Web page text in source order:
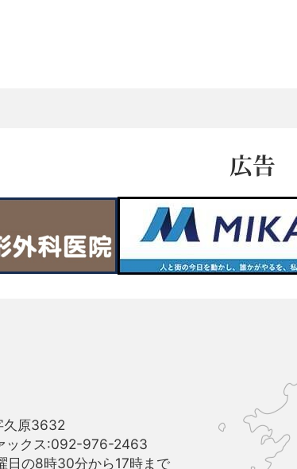
広告
久原3632
ックス:092-976-2463
日の8時30分から17時まで